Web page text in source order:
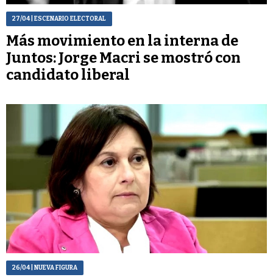
27/04| ESCENARIO ELECTORAL
Más movimiento en la interna de
Juntos: Jorge Macri se mostró con
candidato liberal
26/04| NUEVA FIGURA